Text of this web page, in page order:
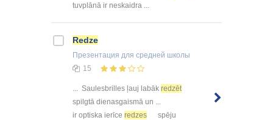
tuvplānā ir neskaidra ...
Redze
Презентация для средней школы
15
... Saulesbrilles ļauj labāk redzēt
spilgtā dienasgaismā un ...
ir optiska ierīce redzes
spēju